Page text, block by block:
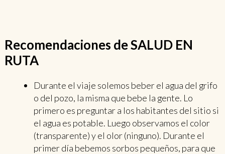
Recomendaciones de SALUD EN
RUTA
Durante el viaje solemos beber el agua del grifo
o del pozo, la misma que bebe la gente. Lo
primero es preguntar a los habitantes del sitio si
el agua es potable. Luego observamos el color
(transparente) y el olor (ninguno). Durante el
primer día bebemos sorbos pequeños, para que